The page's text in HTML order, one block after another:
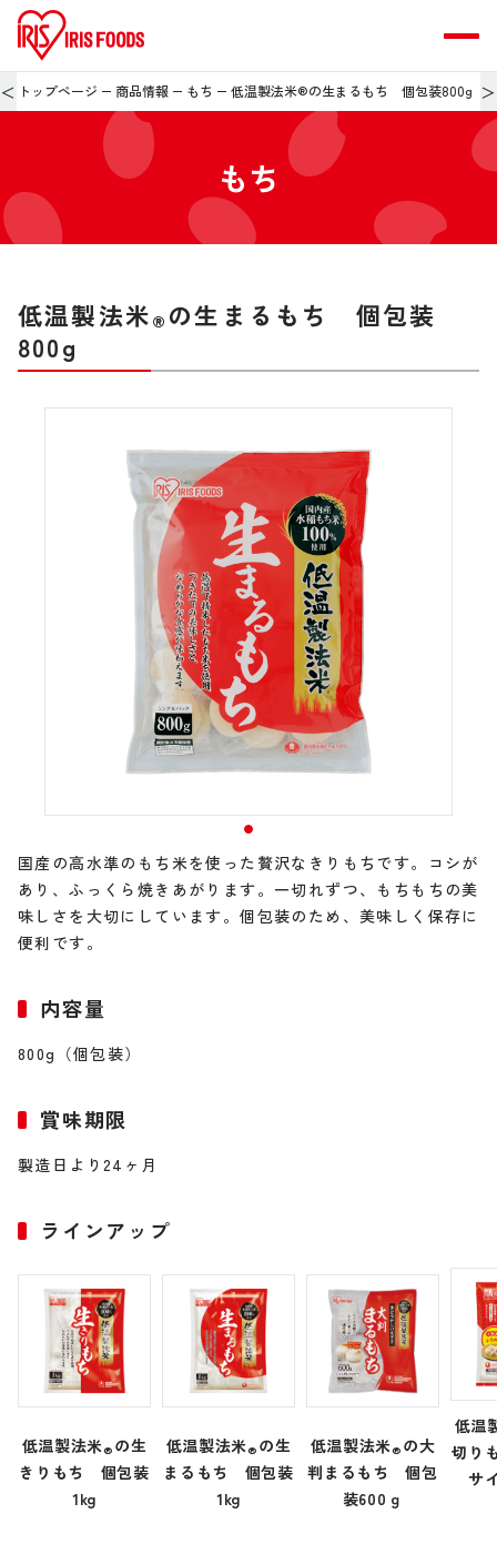
＜ トップページ 商品情報 もち 低温製法米®の生まるもち 個包装800g ＞
もち
低温製法米® の生まるもち 個包装
800g
国産の高水準のもち米を使った贅沢なきりもちです。コシが
あり、ふっくら焼きあがります。一切れずつ、もちもちの美
味しさを大切にしています。個包装のため、美味しく保存に
便利です。
内容量
800g（個包装）
賞味期限
製造日より24ヶ月
ラインアップ
低温製法米® の生
きりもち 個包装
1kg
低温製法米® の生
まるもち 個包装
1kg
低温製法米® の大
判まるもち 個包
装600ｇ
低温
切り
サ